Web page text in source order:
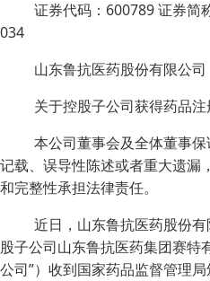
证券代码：600789 证券简
034
山东鲁抗医药股份有限公司
关于控股子公司获得药品
本公司董事会及全体董事
记载、误导性陈述或者重大遗漏
和完整性承担法律责任。
近日，山东鲁抗医药股份
股子公司山东鲁抗医药集团赛特
公司”）收到国家药品监督管理